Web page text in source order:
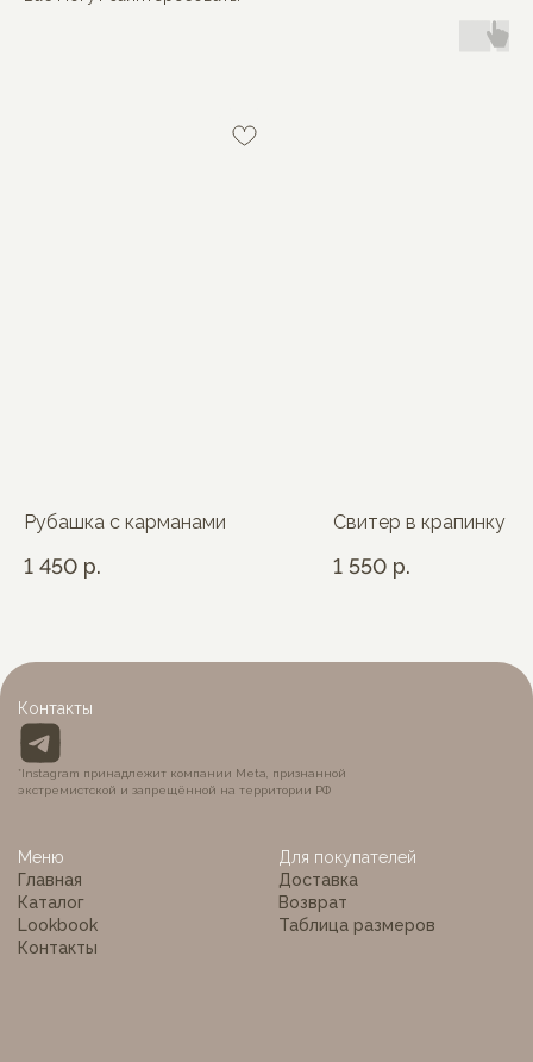
Рубашка с карманами
1 450 р.
Свитер в крапинку
1 550 р.
Меню
Главная
Каталог
Lookbook
Контакты
Для покупателей
Доставка
Возврат
Таблица размеров
Контакты
*Instagram принадлежит компании Meta, признанной
экстремистской и запрещённой на территории РФ